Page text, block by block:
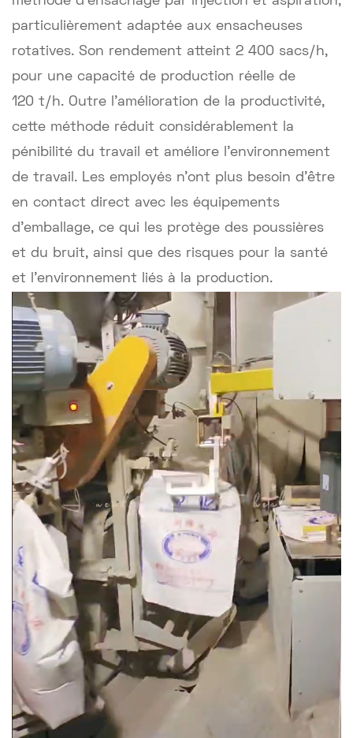
particulièrement adaptée aux ensacheuses
rotatives. Son rendement atteint 2 400 sacs/h,
pour une capacité de production réelle de
120 t/h. Outre l'amélioration de la productivité,
cette méthode réduit considérablement la
pénibilité du travail et améliore l'environnement
de travail. Les employés n'ont plus besoin d'être
en contact direct avec les équipements
d'emballage, ce qui les protège des poussières
et du bruit, ainsi que des risques pour la santé
et l'environnement liés à la production.